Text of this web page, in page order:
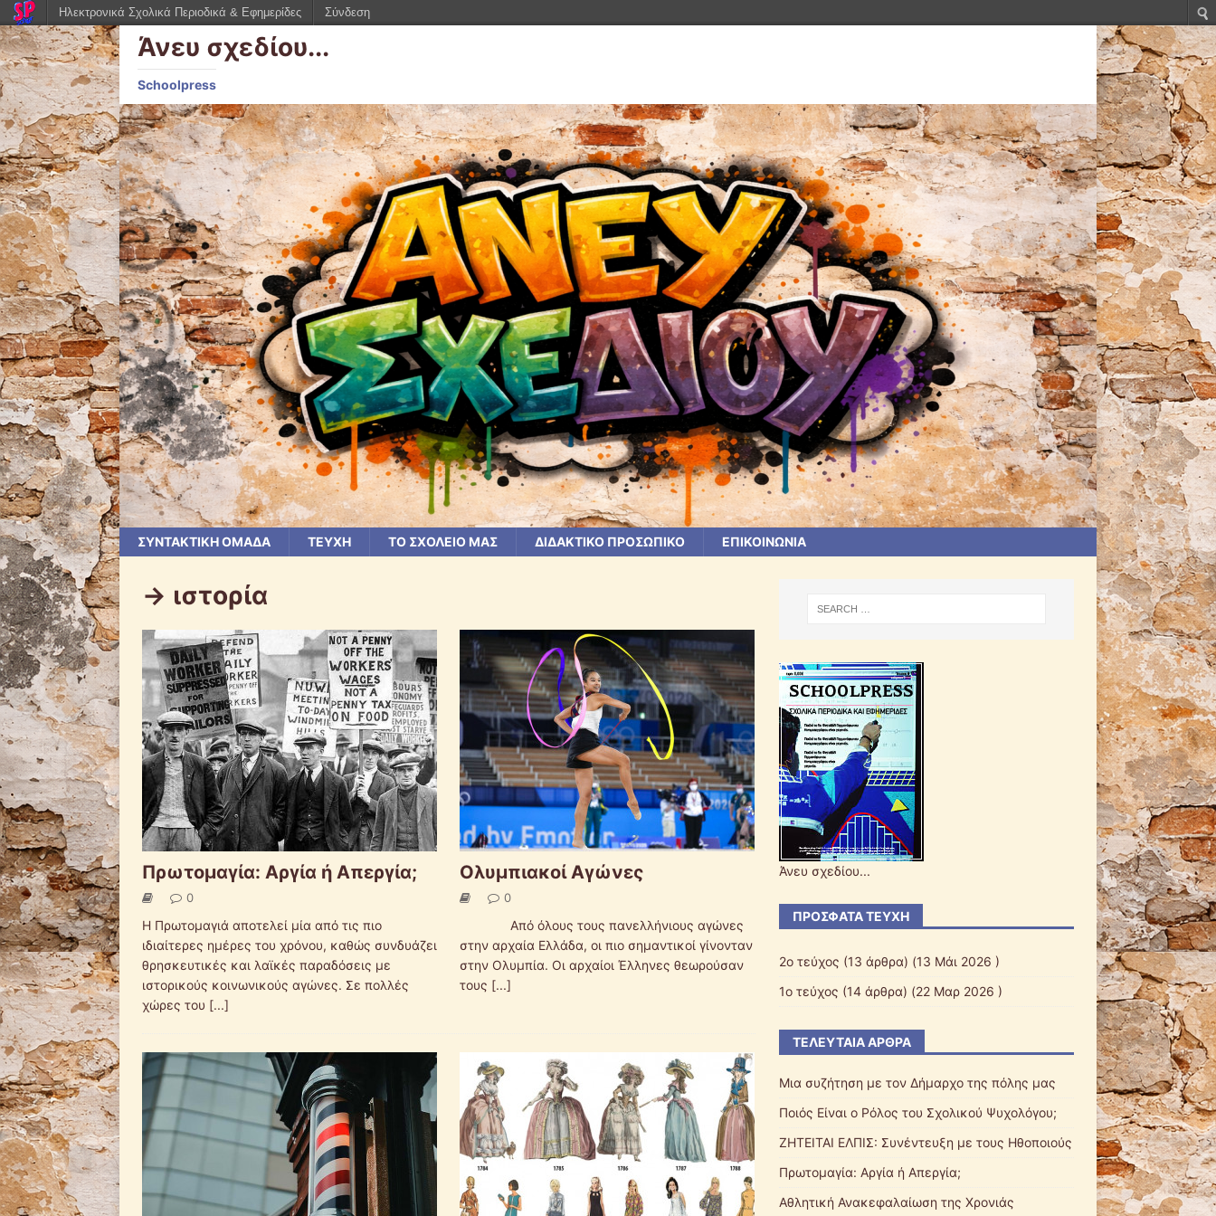
Άνευ σχεδίου...
Schoolpress
ΣΥΝΤΑΚΤΙΚΗ ΟΜΑΔΑ ΤΕΥΧΗ ΤΟ ΣΧΟΛΕΙΟ ΜΑΣ ΔΙΔΑΚΤΙΚΟ ΠΡΟΣΩΠΙΚΟ ΕΠΙΚΟΙΝΩΝΙΑ
-> ιστορία
Πρωτομαγία: Αργία ή Απεργία;
0
Η Πρωτομαγιά αποτελεί μία από τις πιο
ιδιαίτερες ημέρες του χρόνου, καθώς συνδυάζει
θρησκευτικές και λαϊκές παραδόσεις με
ιστορικούς κοινωνικούς αγώνες. Σε πολλές
χώρες του [...]
Ολυμπιακοί Αγώνες
0
Από όλους τους πανελλήνιους αγώνες
στην αρχαία Ελλάδα, οι πιο σημαντικοί γίνονταν
στην Ολυμπία. Οι αρχαίοι Έλληνες θεωρούσαν
τους [...]
Άνευ σχεδίου...
ΠΡΌΣΦΑΤΑ ΤΕΎΧΗ
2ο τεύχος (13 άρθρα) (13 Μάι 2026 )
1ο τεύχος (14 άρθρα) (22 Μαρ 2026 )
ΤΕΛΕΥΤΑΊΑ ΆΡΘΡΑ
Μια συζήτηση με τον Δήμαρχο της πόλης μας
Ποιός Είναι ο Ρόλος του Σχολικού Ψυχολόγου;
ΖΗΤΕΙΤΑΙ ΕΛΠΙΣ: Συνέντευξη με τους Ηθοποιούς
Πρωτομαγία: Αργία ή Απεργία;
Αθλητική Ανακεφαλαίωση της Χρονιάς
Ηλεκτρονικά Σχολικά Περιοδικά & Εφημερίδες Σύνδεση